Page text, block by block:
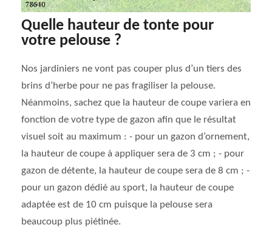
Quelle hauteur de tonte pour
votre pelouse ?
Nos jardiniers ne vont pas couper plus d’un tiers des
brins d’herbe pour ne pas fragiliser la pelouse.
Néanmoins, sachez que la hauteur de coupe variera en
fonction de votre type de gazon afin que le résultat
visuel soit au maximum : - pour un gazon d’ornement,
la hauteur de coupe à appliquer sera de 3 cm ; - pour
gazon de détente, la hauteur de coupe sera de 8 cm ; -
pour un gazon dédié au sport, la hauteur de coupe
adaptée est de 10 cm puisque la pelouse sera
beaucoup plus piétinée.